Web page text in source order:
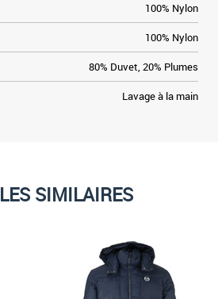
100% Nylon
100% Nylon
80% Duvet, 20% Plumes
Lavage à la main
SIMILAIRES